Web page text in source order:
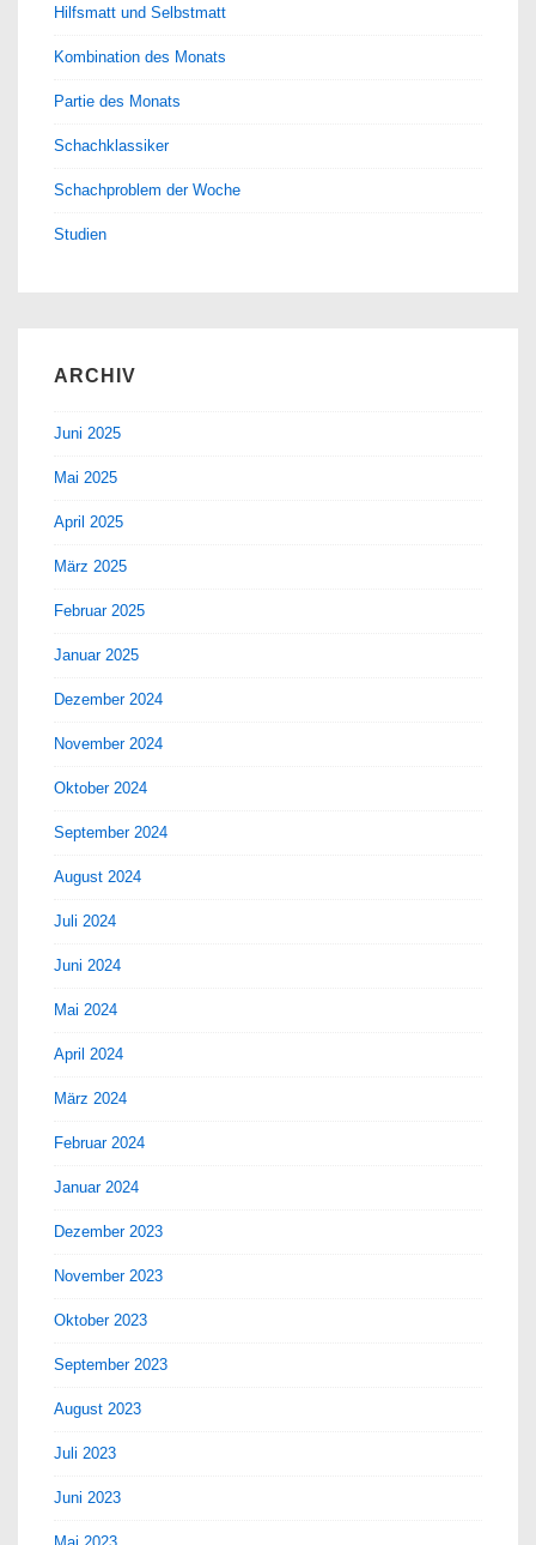
Hilfsmatt und Selbstmatt
Kombination des Monats
Partie des Monats
Schachklassiker
Schachproblem der Woche
Studien
ARCHIV
Juni 2025
Mai 2025
April 2025
März 2025
Februar 2025
Januar 2025
Dezember 2024
November 2024
Oktober 2024
September 2024
August 2024
Juli 2024
Juni 2024
Mai 2024
April 2024
März 2024
Februar 2024
Januar 2024
Dezember 2023
November 2023
Oktober 2023
September 2023
August 2023
Juli 2023
Juni 2023